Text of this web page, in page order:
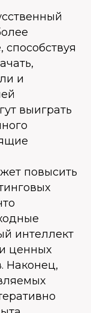
и
выиграть
повысить
интеллект
ценных
Наконец,